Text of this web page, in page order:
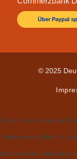
Über Paypal
© 2025
Diese Seite verwendet
Verbesserung Ihres
stimmen Sie dem Setzen